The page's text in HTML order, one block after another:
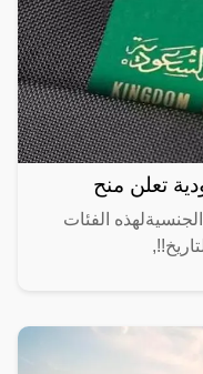
تعلن منح
الفئات